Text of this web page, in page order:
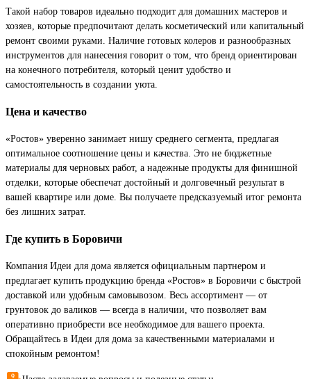
Такой набор товаров идеально подходит для домашних мастеров и
хозяев, которые предпочитают делать косметический или капитальный
ремонт своими руками. Наличие готовых колеров и разнообразных
инструментов для нанесения говорит о том, что бренд ориентирован
на конечного потребителя, который ценит удобство и
самостоятельность в создании уюта.
Цена и качество
«Ростов» уверенно занимает нишу среднего сегмента, предлагая
оптимальное соотношение цены и качества. Это не бюджетные
материалы для черновых работ, а надежные продукты для финишной
отделки, которые обеспечат достойный и долговечный результат в
вашей квартире или доме. Вы получаете предсказуемый итог ремонта
без лишних затрат.
Где купить в Боровичи
Компания Идеи для дома является официальным партнером и
предлагает купить продукцию бренда «Ростов» в Боровичи с быстрой
доставкой или удобным самовывозом. Весь ассортимент — от
грунтовок до валиков — всегда в наличии, что позволяет вам
оперативно приобрести все необходимое для вашего проекта.
Обращайтесь в Идеи для дома за качественными материалами и
спокойным ремонтом!